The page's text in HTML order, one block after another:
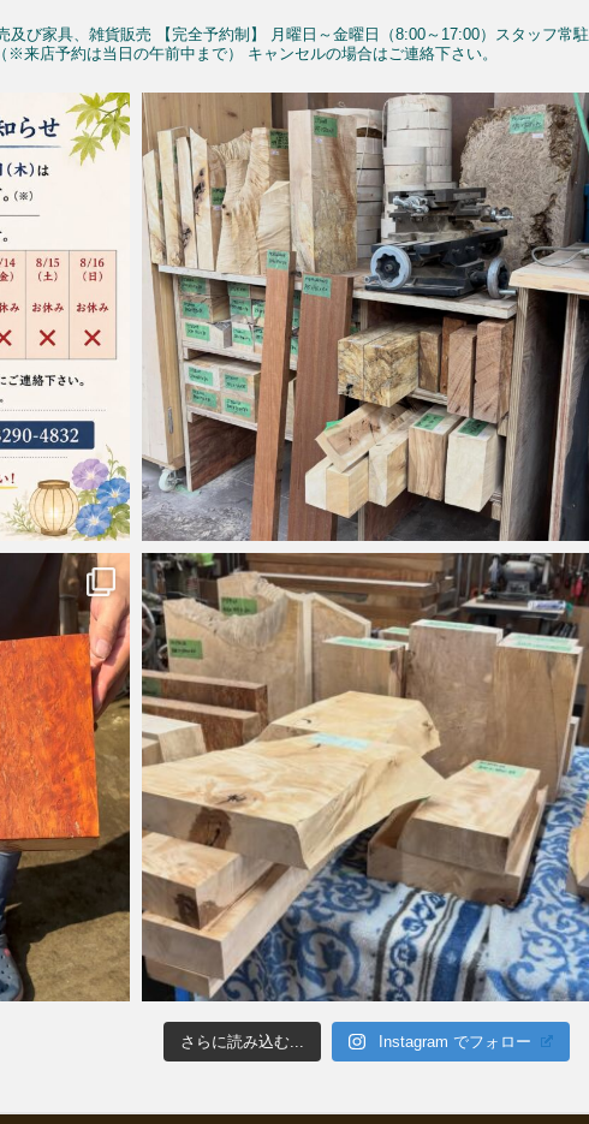
及び家具、雑貨販売 【完全予約制】 月曜日～金曜日（8:00～17:00）スタッフ常駐
※来店予約は当日の午前中まで） キャンセルの場合はご連絡下さい。
さらに読み込む... Instagram でフォロー